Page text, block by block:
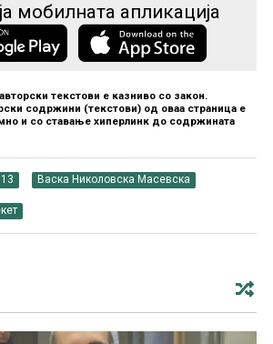
мобилната апликација
текстови е казниво со закон.
содржини (текстови) од оваа страница е
и со ставање хиперлинк до содржината
Васка Николовска Масевска